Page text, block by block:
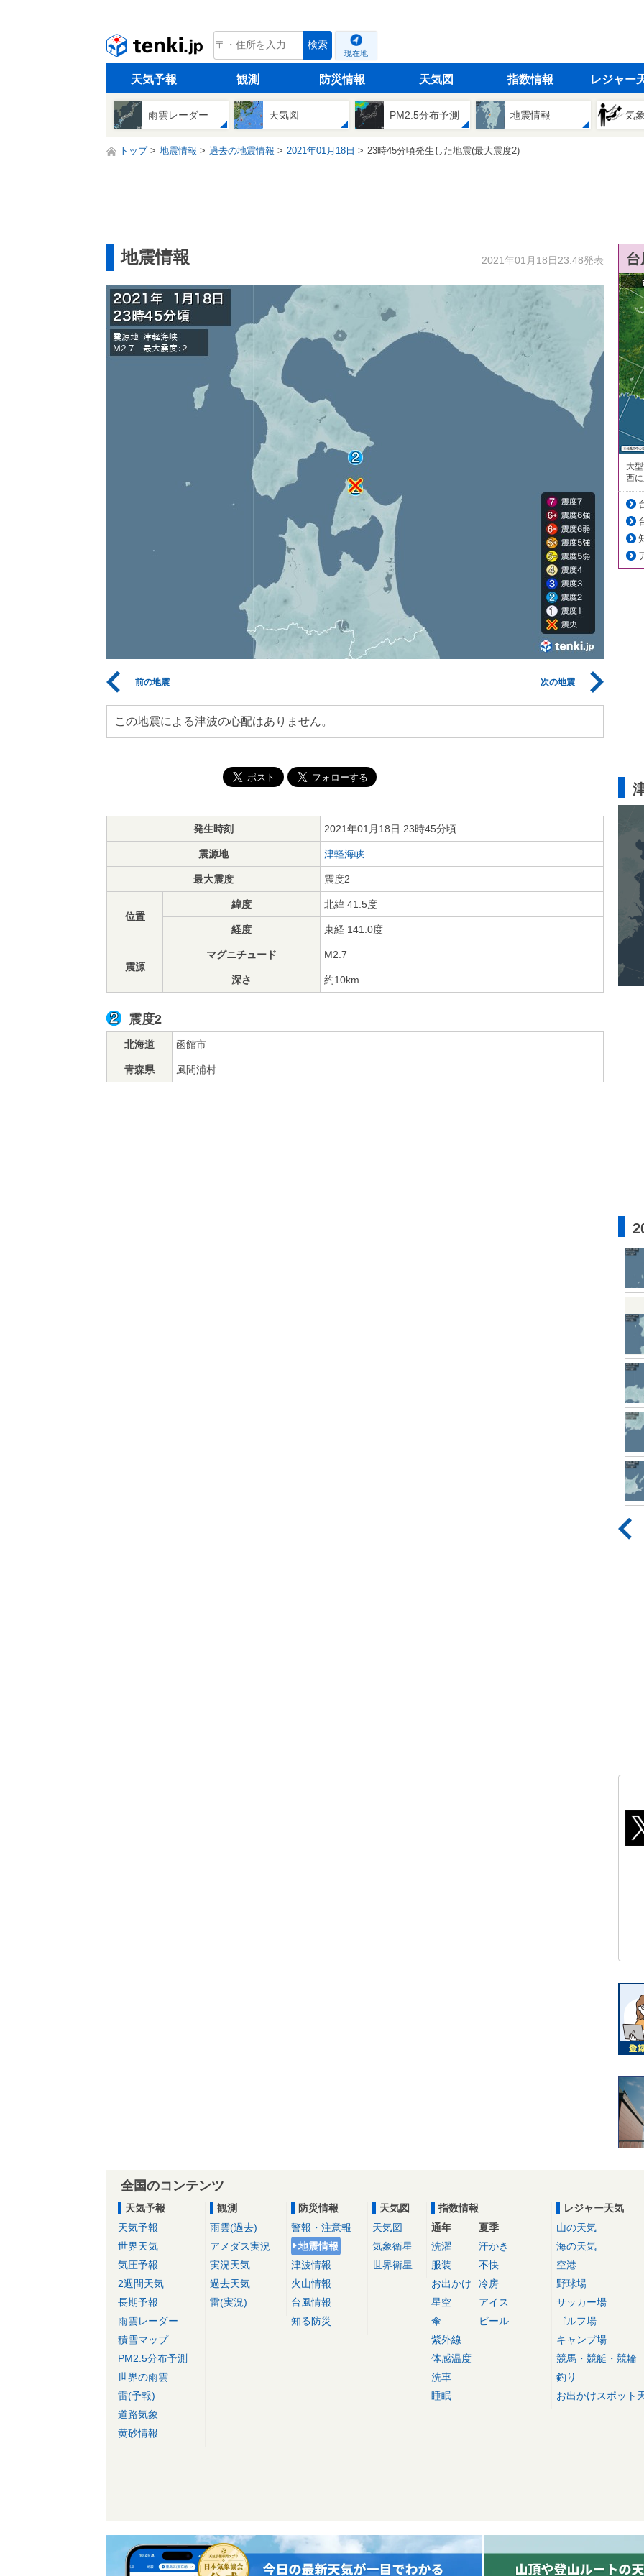
tenki.jp 検索
現在地
天気予報 観測 防災情報 天気図 指数情報 レジャー
雨雲レーダー 天気図 PM2.5分布予測 地震情報 気
トップ 地震情報 過去の地震情報 2021年01月18日 23時45分頃発生した地震(最大震度2)
地震情報 2021年01月18日23:48発表
前の地震 次の地震
この地震による津波の心配はありません。
発生時刻 2021年01月18日 23時45分頃
震源地 津軽海峡
最大震度 震度2
位置
緯度 北緯 41.5度
経度 東経 141.0度
震源
マグニチュード M2.7
深さ 約10km
震度2
北海道 函館市
青森県 風間浦村
大
西
全国のコンテンツ
天気予報
天気予報
世界天気
気圧予報
2週間天気
長期予報
雨雲レーダー
積雪マップ
PM2.5分布予測
世界の雨雲
雷(予報)
道路気象
黄砂情報
観測
雨雲(過去)
アメダス実況
実況天気
過去天気
雷(実況)
防災情報
警報・注意報
地震情報
津波情報
火山情報
台風情報
知る防災
天気図
天気図
気象衛星
世界衛星
指数情報
通年
洗濯
服装
お出かけ
星空
傘
紫外線
体感温度
洗車
睡眠
夏季
汗かき
不快
冷房
アイス
ビール
レジャー天気
山の天気
海の天気
空港
野球場
サッカー場
ゴルフ場
キャンプ場
競馬・競艇・競輪
釣り
お出かけスポット